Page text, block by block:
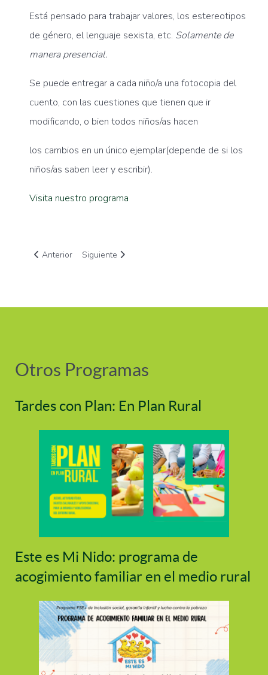
Está pensado para trabajar valores, los estereotipos
de género, el lenguaje sexista, etc. Solamente de
manera presencial.
Se puede entregar a cada niño/a una fotocopia del
cuento, con las cuestiones que tienen que ir
modificando, o bien todos niños/as hacen
los cambios en un único ejemplar(depende de si los
niños/as saben leer y escribir).
Visita nuestro programa
Artículo anterior: Formación y apoyo a la inserción
Anterior Artículo siguiente: Envejecimiento Exitoso
Siguiente
Otros Programas
Tardes con Plan: En Plan Rural
Este es Mi Nido: programa de
acogimiento familiar en el medio rural